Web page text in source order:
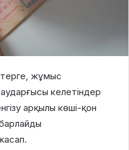
жұмыс
келетіндер
арқылы көші-қон